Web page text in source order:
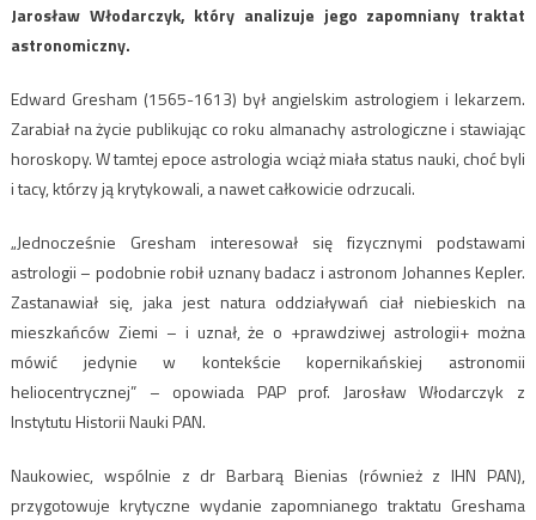
Jarosław Włodarczyk, który analizuje jego zapomniany traktat
astronomiczny.
Edward Gresham (1565-1613) był angielskim astrologiem i lekarzem.
Zarabiał na życie publikując co roku almanachy astrologiczne i stawiając
horoskopy. W tamtej epoce astrologia wciąż miała status nauki, choć byli
i tacy, którzy ją krytykowali, a nawet całkowicie odrzucali.
„Jednocześnie Gresham interesował się fizycznymi podstawami
astrologii – podobnie robił uznany badacz i astronom Johannes Kepler.
Zastanawiał się, jaka jest natura oddziaływań ciał niebieskich na
mieszkańców Ziemi – i uznał, że o +prawdziwej astrologii+ można
mówić jedynie w kontekście kopernikańskiej astronomii
heliocentrycznej” – opowiada PAP prof. Jarosław Włodarczyk z
Instytutu Historii Nauki PAN.
Naukowiec, wspólnie z dr Barbarą Bienias (również z IHN PAN),
przygotowuje krytyczne wydanie zapomnianego traktatu Greshama